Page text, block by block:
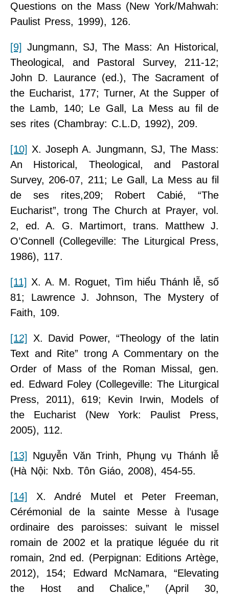
Questions on the Mass (New York/Mahwah:
Paulist Press, 1999), 126.
[9] Jungmann, SJ, The Mass: An Historical,
Theological, and Pastoral Survey, 211-12;
John D. Laurance (ed.), The Sacrament of
the Eucharist, 177; Turner, At the Supper of
the Lamb, 140; Le Gall, La Mess au fil de
ses rites (Chambray: C.L.D, 1992), 209.
[10] X. Joseph A. Jungmann, SJ, The Mass:
An Historical, Theological, and Pastoral
Survey, 206-07, 211; Le Gall, La Mess au fil
de ses rites,209; Robert Cabié, “The
Eucharist”, trong The Church at Prayer, vol.
2, ed. A. G. Martimort, trans. Matthew J.
O’Connell (Collegeville: The Liturgical Press,
1986), 117.
[11] X. A. M. Roguet, Tìm hiểu Thánh lễ, số
81; Lawrence J. Johnson, The Mystery of
Faith, 109.
[12]
X. David Power, “Theology of the latin
Text and Rite” trong A Commentary on the
Order of Mass of the Roman Missal, gen.
ed. Edward Foley (Collegeville: The Liturgical
Press, 2011), 619; Kevin Irwin, Models of
the Eucharist (New York: Paulist Press,
2005), 112.
[13]
Nguyễn Văn Trinh, Phụng vụ Thánh lễ
(Hà Nội: Nxb. Tôn Giáo, 2008), 454-55.
[14]
X. André Mutel et Peter Freeman,
Cérémonial de la sainte Messe à l’usage
ordinaire des paroisses: suivant le missel
romain de 2002 et la pratique léguée du rit
romain, 2nd ed. (Perpignan: Editions Artège,
2012), 154; Edward McNamara, “Elevating
the Host and Chalice,” (April 30,